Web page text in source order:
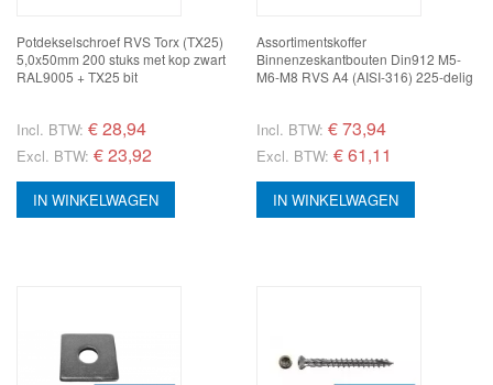
Potdekselschroef RVS Torx (TX25)
5,0x50mm 200 stuks met kop zwart
RAL9005 + TX25 bit
Incl. BTW: €28,94
Excl. BTW: € 23,92
IN WINKELWAGEN
Assortimentskoffer
Binnenzeskantbouten Din912 M5-
M6-M8 RVS A4 (AISI-316) 225-delig
Incl. BTW: €73,94
Excl. BTW: € 61,11
IN WINKELWAGEN